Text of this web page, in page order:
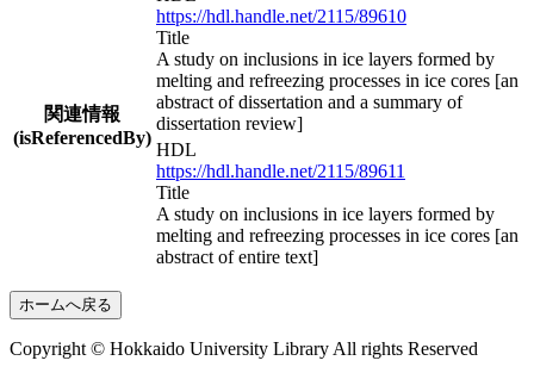
関連情報
(isReferencedBy)
https://hdl.handle.net/2115/89610
Title
A study on inclusions in ice layers formed by
melting and refreezing processes in ice cores [an
abstract of dissertation and a summary of
dissertation review]
HDL
https://hdl.handle.net/2115/89611
Title
A study on inclusions in ice layers formed by
melting and refreezing processes in ice cores [an
abstract of entire text]
ホームへ戻る
Copyright © Hokkaido University Library All rights Reserved